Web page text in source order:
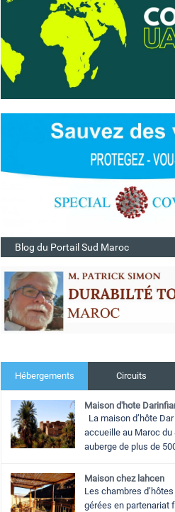
Blog du Portail Sud Maroc
Hébergements Circuits
Maison d'hote
La maison d’hôte
accueille au Maroc du
auberge de plus de
Maison chez lahcen
Les chambres
gérées en partenariat